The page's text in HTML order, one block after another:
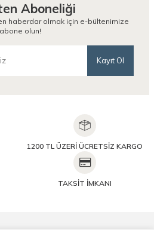
Aboneliği
haberdar olmak için e-bültenimize
abone olun!
Kayıt Ol
1200 TL ÜZERİ ÜCRETSİZ KARGO
TAKSİT İMKANI